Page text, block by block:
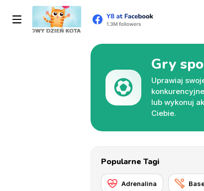
Gry
Uprawiaj
lub wykonuj
Ciebie.
Popularne Tagi
Adrenalina